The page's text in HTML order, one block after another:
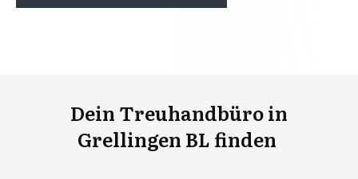
Dein Treuhandbüro in
Grellingen BL finden